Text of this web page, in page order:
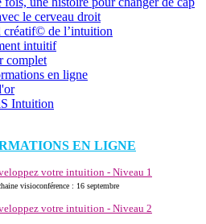
le cerveau droit
créatif© de l’intuition
intuitif
complet
en ligne
Intuition
EN LIGNE
votre intuition - Niveau 1
visioconférence : 16 septembre
votre intuition - Niveau 2